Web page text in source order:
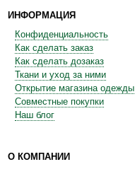
ИНФОРМАЦИЯ
Конфиденциальность
Как сделать заказ
Как сделать дозаказ
Ткани и уход за ними
Открытие магазина одежды
Совместные покупки
Наш блог
О КОМПАНИИ